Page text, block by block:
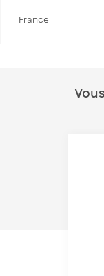
France